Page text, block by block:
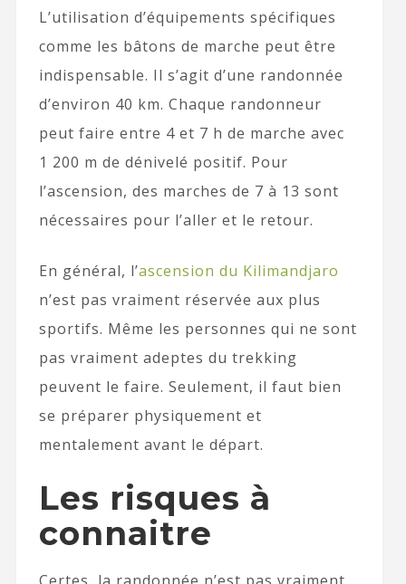
L’utilisation d’équipements spécifiques
comme les bâtons de marche peut être
indispensable. Il s’agit d’une randonnée
d’environ 40 km. Chaque randonneur
peut faire entre 4 et 7 h de marche avec
1 200 m de dénivelé positif. Pour
l’ascension, des marches de 7 à 13 sont
nécessaires pour l’aller et le retour.
En général, l’ascension du Kilimandjaro
n’est pas vraiment réservée aux plus
sportifs. Même les personnes qui ne sont
pas vraiment adeptes du trekking
peuvent le faire. Seulement, il faut bien
se préparer physiquement et
mentalement avant le départ.
Les risques à
connaitre